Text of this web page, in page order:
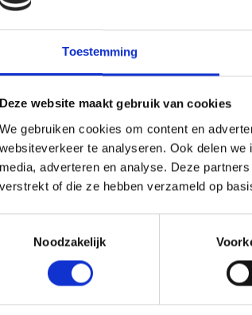
Toestemming
Deze website maakt gebruik van cookies
We gebruiken cookies om content en
websiteverkeer te analyseren. Ook delen
media, adverteren en analyse. Deze
verstrekt of die ze hebben verzameld op
Noodzakelijk